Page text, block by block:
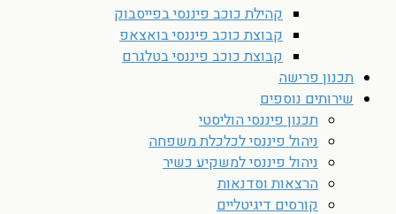
קהילת כוכב פיננסי בפייסבוק
קבוצת כוכב פיננסי בואצאפ
קבוצת כוכב פיננסי בטלגרם
תכנון פרישה
שירותים נוספים
תכנון פיננסי הוליסטי
ניהול פיננסי לכלכלת משפחה
ניהול פיננסי למשקיע כשיר
הרצאות וסדנאות
קורסים דיגיטליים